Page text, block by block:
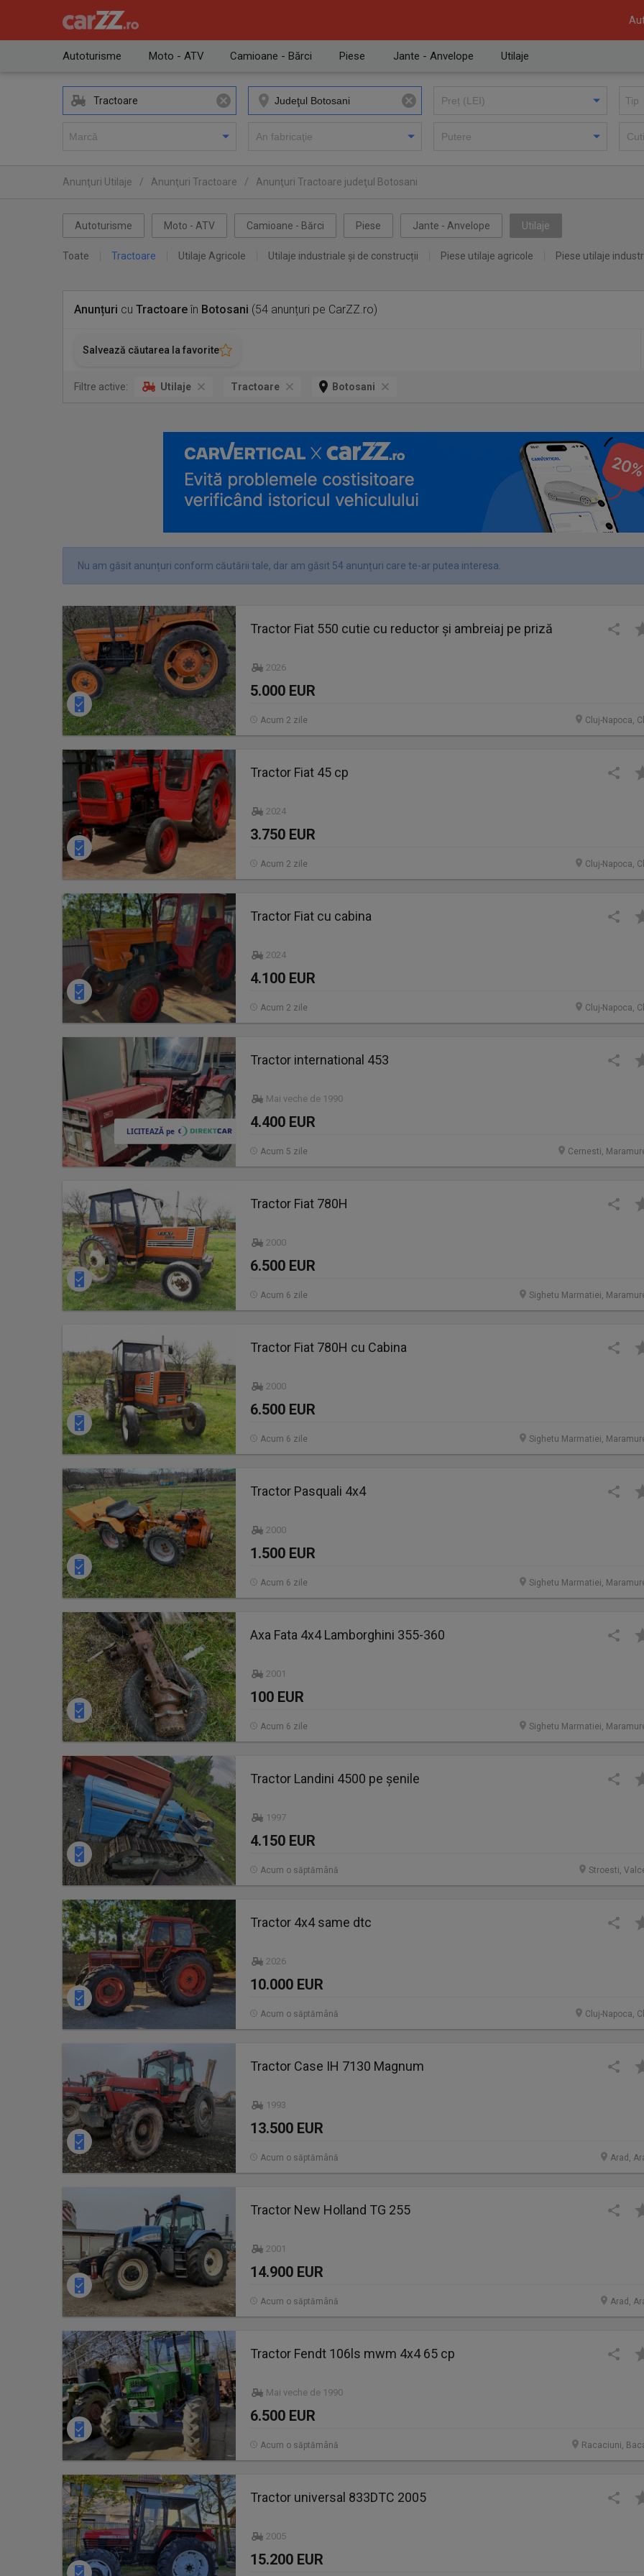
Autoturisme Moto - ATV Camioane - Bărci Piese Jante - Anvelope Utilaje
Tractoare
Anunţuri Utilaje / Anunţuri Tractoare / Anunţuri Tractoare judeţul Botosani
Autoturisme Moto - ATV Camioane - Bărci Piese Jante - Anvelope Utilaje
Toate Tractoare Utilaje Agricole Utilaje industriale și de construcții Piese utilaje agricole Piese utilaje
Anunțuri cu Tractoareîn Botosani (54 anunțuri pe CarZZ.ro)
Salvează căutarea la favorite
Filtre active: Utilaje Tractoare Botosani
Nu am găsit anunțuri conform căutării tale, dar am găsit 54 anunțuri care te-ar putea interesa.
Tractor Fiat 550 cutie cu reductor și ambreiaj pe priză
2026
5.000 EUR
Cluj-Napoca,
Acum 2 zile
Tractor Fiat 45 cp
2024
3.750 EUR
Cluj-Napoca,
Acum 2 zile
Tractor Fiat cu cabina
2024
4.100 EUR
Cluj-Napoca,
Acum 2 zile
Tractor international 453
Mai veche de 1990
4.400 EUR
Cernesti,
Acum 5 zile
Tractor Fiat 780H
2000
6.500 EUR
Sighetu Marmatiei,
Acum 6 zile
Tractor Fiat 780H cu Cabina
2000
6.500 EUR
Sighetu Marmatiei,
Acum 6 zile
Tractor Pasquali 4x4
2000
1.500 EUR
Sighetu Marmatiei,
Acum 6 zile
Axa Fata 4x4 Lamborghini 355-360
2001
100 EUR
Sighetu Marmatiei,
Acum 6 zile
Tractor Landini 4500 pe șenile
1997
4.150 EUR
Stroesti,
Acum o săptămână
Tractor 4x4 same dtc
2026
10.000 EUR
Cluj-Napoca,
Acum o săptămână
Tractor Case IH 7130 Magnum
1993
13.500 EUR
Arad,
Acum o săptămână
Tractor New Holland TG 255
2001
14.900 EUR
Arad,
Acum o săptămână
Tractor Fendt 106ls mwm 4x4 65 cp
Mai veche de 1990
6.500 EUR
Racaciuni,
Acum o săptămână
Tractor universal 833DTC 2005
2005
15.200 EUR